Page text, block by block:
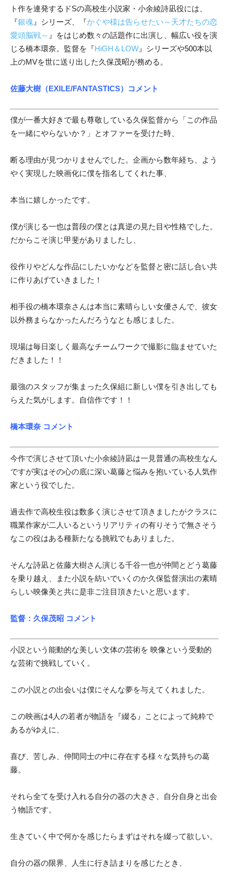
ト作を連発するドSの高校生小説家・小余綾詩凪役には、
『銀魂 』シリーズ、『かぐや様は告らせたい～天才たちの恋
愛頭脳戦～ 』をはじめ数々の話題作に出演し、幅広い役を演
じる橋本環奈。監督を『HiGH＆LOW 』シリーズや500本以
上のMVを世に送り出した久保茂昭が務める。
佐藤大樹（EXILE/FANTASTICS）コメント
僕が一番大好きで最も尊敬している久保監督から「この作品
を一緒にやらないか？」とオファーを受けた時、
断る理由が見つかりませんでした。企画から数年経ち、よう
やく実現した映画化に僕を指名してくれた事、
本当に嬉しかったです。
僕が演じる一也は普段の僕とは真逆の見た目や性格でした。
だからこそ演じ甲斐がありましたし、
役作りやどんな作品にしたいかなどを監督と密に話し合い共
に作りあげていきました！
相手役の橋本環奈さんは本当に素晴らしい女優さんで、彼女
以外務まらなかったんだろうなとも感じました。
現場は毎日楽しく最高なチームワークで撮影に臨ませていた
だきました！！
最強のスタッフが集まった久保組に新しい僕を引き出しても
らえた気がします。自信作です！！
橋本環奈 コメント
今作で演じさせて頂いた小余綾詩凪は一見普通の高校生なん
ですが実はその心の底に深い葛藤と悩みを抱いている人気作
家という役でした。
過去作で高校生役は数多く演じさせて頂きましたがクラスに
職業作家が二人いるというリアリティの有りそうで無さそう
なこの役はある種新たなる挑戦でもありました。
そんな詩凪と佐藤大樹さん演じる千谷一也が仲間とどう葛藤
を乗り越え、また小説を紡いでいくのか久保監督演出の素晴
らしい映像美と共に是非ご注目頂きたいと思います。
監督：久保茂昭 コメント
小説という能動的な美しい文体の芸術を 映像という受動的
な芸術で挑戦していく。
この小説との出会いは僕にそんな夢を与えてくれました。
この映画は4人の若者が物語を『綴る』ことによって純粋で
あるがゆえに、
喜び、苦しみ、仲間同士の中に存在する様々な気持ちの葛
藤。
それら全てを受け入れる自分の器の大きさ、自分自身と出会
う物語です。
生きていく中で何かを感じたらまずはそれを綴って欲しい。
自分の器の限界、人生に行き詰まりを感じたとき、